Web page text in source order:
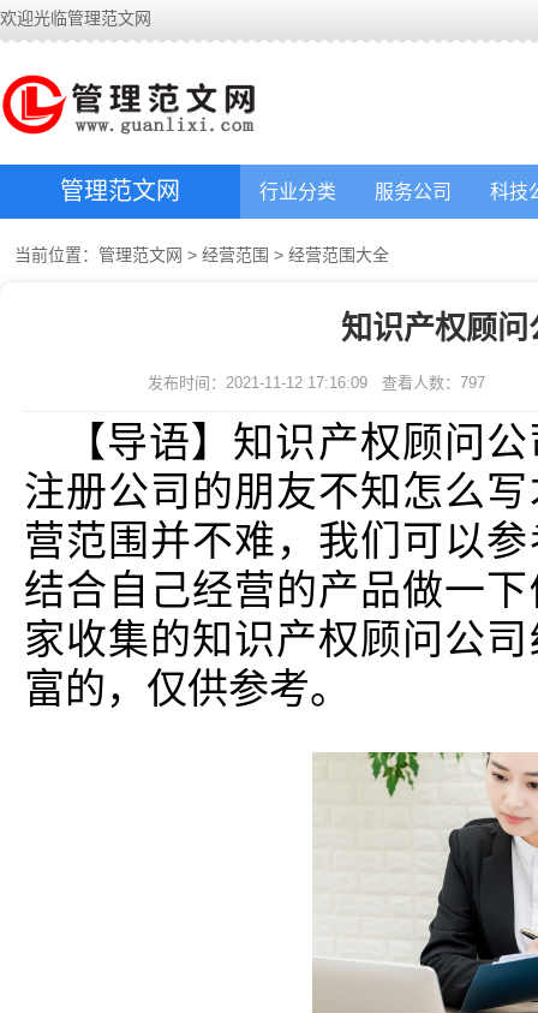
欢迎光临管理范文网
管理范文网 行业分类 服务公司 科技
当前位置： 管理范文网 > 经营范围 > 经营范围大全
知识产权顾
发布时间：2021-11-12 17:16:09 查看人数： 797
【导语】知识产权顾问
注册公司的朋友不知怎么
营范围并不难，我们可以
结合自己经营的产品做一
家收集的知识产权顾问公
富的，仅供参考。